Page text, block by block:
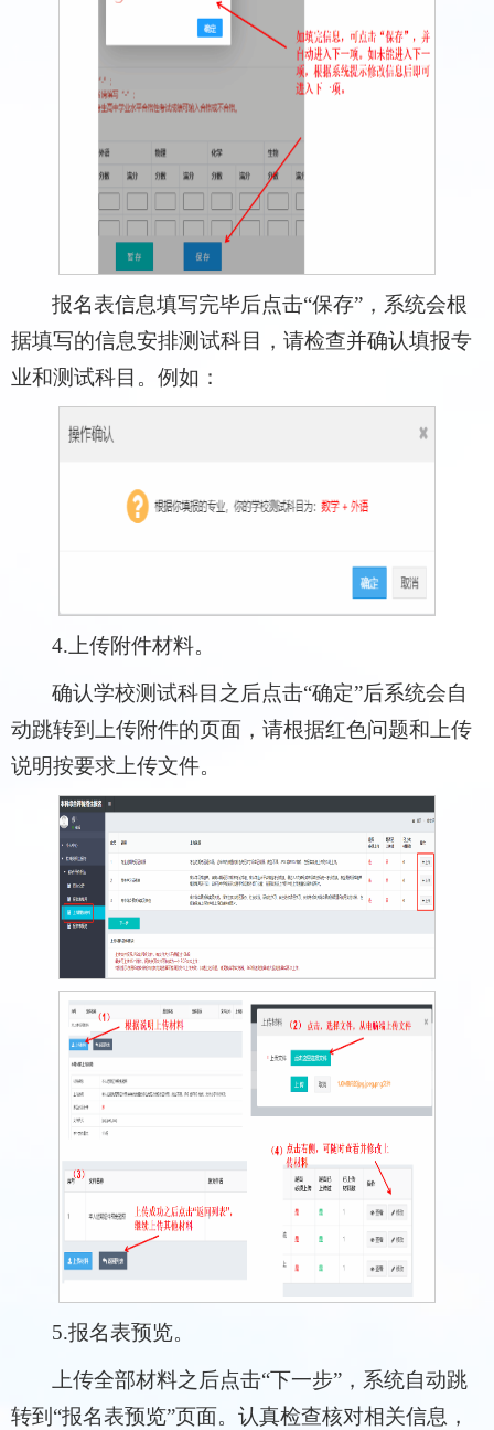
报名表信息填写完毕后点击“保存”，系统会根
据填写的信息安排测试科目，请检查并确认填报专
业和测试科目。例如：
4.上传附件材料。
确认学校测试科目之后点击“确定”后系统会自
动跳转到上传附件的页面，请根据红色问题和上传
说明按要求上传文件。
5.报名表预览。
上传全部材料之后点击“下一步”，系统自动跳
转到“报名表预览”页面。认真检查核对相关信息，